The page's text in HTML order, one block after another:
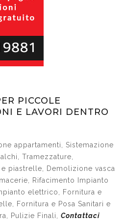
PICCOLE
E LAVORI DENTRO
appartamenti, Sistemazione
Tramezzature,
piastrelle, Demolizione vasca
Rifacimento Impianto
elettrico, Fornitura e
Fornitura e Posa Sanitari e
Pulizie Finali, Contattaci